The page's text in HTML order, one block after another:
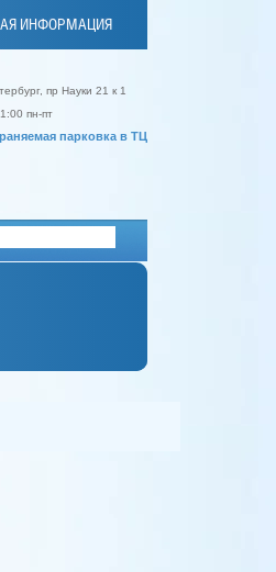
ИНФОРМАЦИЯ
пр Науки 21 к 1
пн-пт
парковка в ТЦ